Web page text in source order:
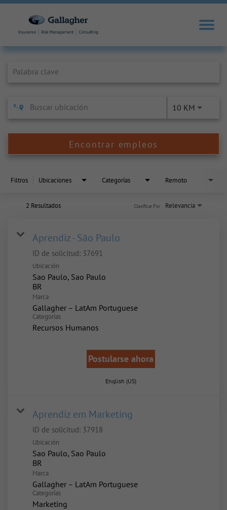
10 KM
Encontrar empleos
Filtros Ubicaciones Categorías Remoto
2 Resultados Relevancia
Clasificar Por
Aprendiz - São Paulo
ID de solicitud: 37691
Ubicación
Sao Paulo, Sao Paulo
Marca
Gallagher – LatAm Portuguese
Categorías
Recursos Humanos
Postularse ahora
English (US)
Aprendiz em Marketing
ID de solicitud: 37918
Ubicación
Sao Paulo, Sao Paulo
Marca
Gallagher – LatAm Portuguese
Categorías
Marketing